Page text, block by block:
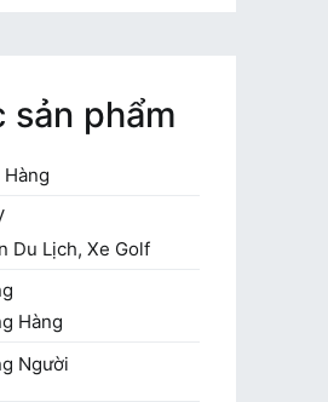
sản phẩm
Hàng
Du Lịch, Xe Golf
Hàng
Người